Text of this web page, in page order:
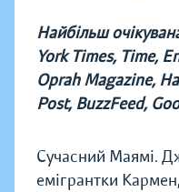
Найбільш
York Times, Time,
Oprah Magazine,
Post, BuzzFeed,
Сучасний Маямі.
емігрантки